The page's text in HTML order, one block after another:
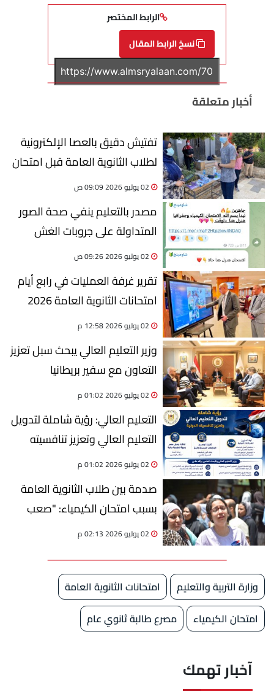
الرابط المختصر
نسخ الرابط المقال
أخبار متعلقة
تفتيش دقيق بالعصا الإلكترونية
لطلاب الثانوية العامة قبل امتحان
الكيمياء والجغرافيا
02 يوليو 2026 09:09 ص
مصدر بالتعليم ينفي صحة الصور
المتداولة على جروبات الغش
لامتحاني الكيمياء والجغرافيا
02 يوليو 2026 09:26 ص
تقرير غرفة العمليات في رابع أيام
امتحانات الثانوية العامة 2026
02 يوليو 2026 12:58 م
وزير التعليم العالي يبحث سبل تعزيز
التعاون مع سفير بريطانيا
02 يوليو 2026 01:02 م
التعليم العالي: رؤية شاملة لتدويل
التعليم العالي وتعزيز تنافسيته
الدولية
02 يوليو 2026 01:02 م
صدمة بين طلاب الثانوية العامة
بسبب امتحان الكيمياء: "صعب
وطويل".. والجغرافيا "سهل"
02 يوليو 2026 02:13 م
وزارة التربية والتعليم
امتحانات الثانوية العامة
امتحان الكيمياء
مصرع طالبة ثانوي عام
آخبار تهمك